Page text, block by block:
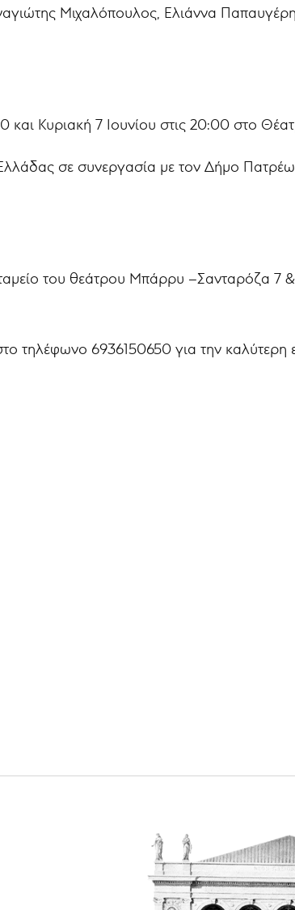
Μιχαλόπουλος, Ελιάννα
και Κυριακή 7 Ιουνίου στις 20:00 στο
σε συνεργασία με τον Δήμο
του θεάτρου Μπάρρυ –Σανταρόζα 7
τηλέφωνο 6936150650 για την καλύτερη